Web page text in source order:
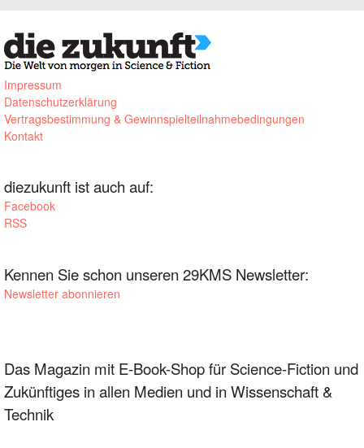
Impressum
Datenschutzerklärung
Vertragsbestimmung & Gewinnspielteilnahmebedingungen
Kontakt
diezukunft ist auch auf:
Facebook
RSS
Kennen Sie schon unseren 29KMS Newsletter:
Newsletter abonnieren
Das Magazin mit E-Book-Shop für Science-Fiction und
Zukünftiges in allen Medien und in Wissenschaft &
Technik